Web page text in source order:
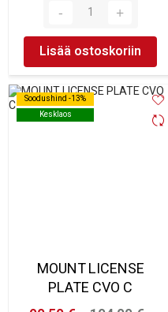
Lisää ostoskoriin
Soodushind -13%
Kesklaos
Soodushind -13%
Kesklaos
MOUNT LICENSE
PLATE CVO C